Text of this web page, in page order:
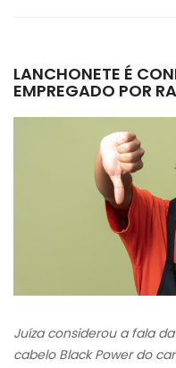
LANCHONETE É
EMPREGADO POR
Juíza considerou a fala
cabelo Black Power do